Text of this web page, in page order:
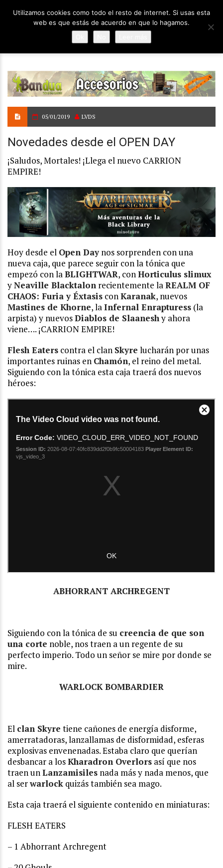
05/01/2019 LVDS
Novedades desde el OPEN DAY
¡Saludos, Mortales! ¡Llega el nuevo CARRION
EMPIRE!
Hoy desde el Open Daynos sorprenden con una
nueva caja, que parece seguir con la tónica que
empezó con laBLIGHTWAR, conHorticulus slimux
yNeaville Blacktalon recientemente laREALM OF
CHAOS: Furia y Éxtasis conKaranak, nuevos
Mastines de Khorne, laInfernal Enrapturess (la
arpista) y nuevosDiablos de Slaaneshy ahora
viene…. ¡CARRION EMPIRE!
Flesh Eaters contra el clan Skyre lucharán por unas
importantes ruinas en Chamón, el reino del metal.
Siguiendo con la tónica esta caja traerá dos nuevos
héroes:
ABHORRANT ARCHREGENT
Siguiendo con la tónica de su creencia de que son
una corte noble, nos traen a un regente de su
perfecto imperio. Todo un señor se mire por donde se
mire.
WARLOCK BOMBARDIER
El clan Skyre tiene cañones de energía disforme,
amerratadoras, lanzallamas de disformidad, esferas
explosivas envenenadas. Estaba claro que querían
desbancar a losKharadron Overlors así que nos
traen unLanzamisiles nada más y nada menos, que
al serwarlock quizás también sea mago.
Esta caja traerá el siguiente contenido en miniaturas:
FLESH EATERS
– 1 Abhorrant Archregent
Utilizamos cookies como todo el resto de internet. Si usas esta
web es que estás de acuerdo en que lo hagamos.